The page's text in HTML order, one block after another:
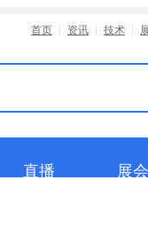
直播 展会